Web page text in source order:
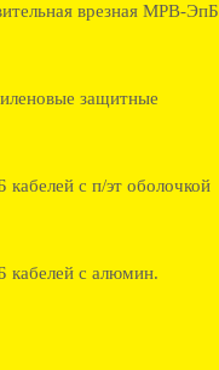
врезная МРВ-ЭпБ
защитные
с п/эт оболочкой
с алюмин.